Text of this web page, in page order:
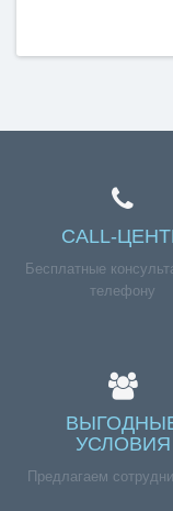
CALL-
Бесплатные
телефону
УСЛОВИЯ
Предлагаем